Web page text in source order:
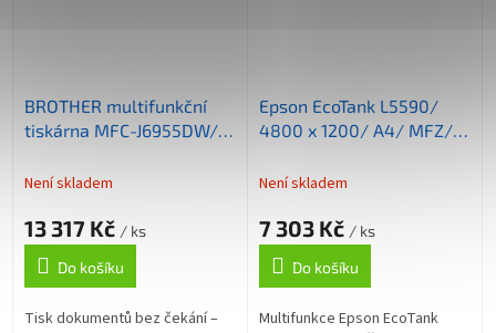
BROTHER multifunkční
tiskárna MFC-J6955DW/
kopírka/skener/fax/tisk
šířku/36ppm/duplex/síť/WiFi/dotykový
Není skladem
13 317 Kč / ks
Do košíku
Tisk dokumentů bez čekání –
Epson EcoTank L5590/
4800 x 1200/ A4/ MFZ/
barvy/ Wi-Fi/ USB/ 5 let
Není skladem
7 303 Kč / ks
Do košíku
Multifunkce Epson EcoTank